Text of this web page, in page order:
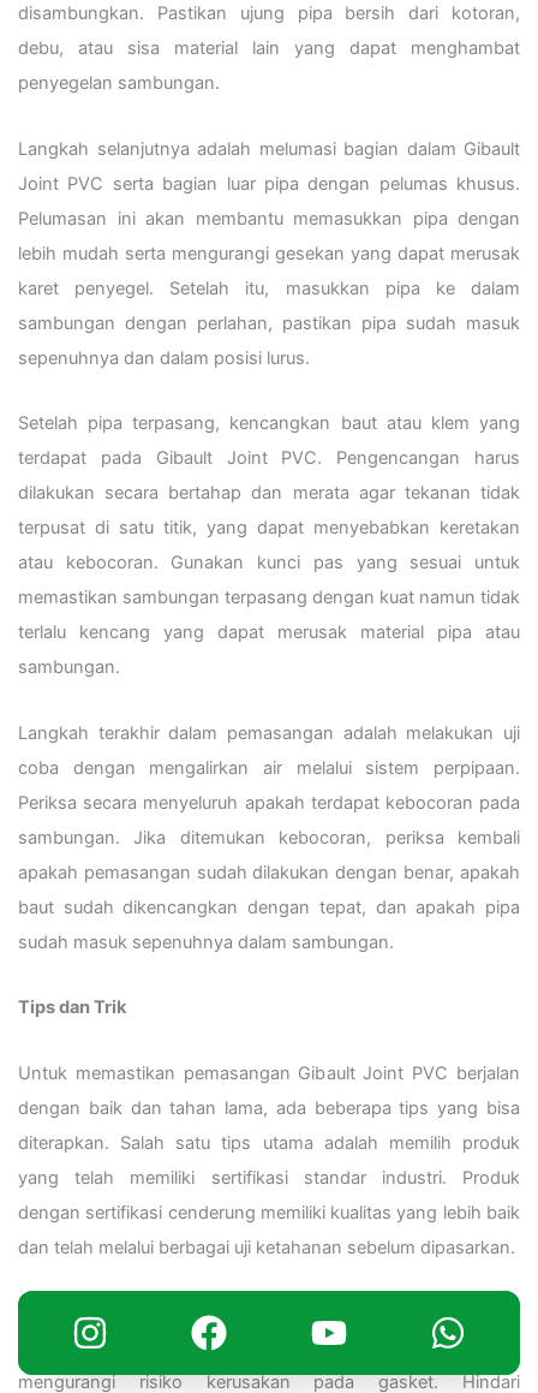
disambungkan. Pastikan ujung pipa bersih dari kotoran,
debu, atau sisa material lain yang dapat menghambat
penyegelan sambungan.
Langkah selanjutnya adalah melumasi bagian dalam Gibault
Joint PVC serta bagian luar pipa dengan pelumas khusus.
Pelumasan ini akan membantu memasukkan pipa dengan
lebih mudah serta mengurangi gesekan yang dapat merusak
karet penyegel. Setelah itu, masukkan pipa ke dalam
sambungan dengan perlahan, pastikan pipa sudah masuk
sepenuhnya dan dalam posisi lurus.
Setelah pipa terpasang, kencangkan baut atau klem yang
terdapat pada Gibault Joint PVC. Pengencangan harus
dilakukan secara bertahap dan merata agar tekanan tidak
terpusat di satu titik, yang dapat menyebabkan keretakan
atau kebocoran. Gunakan kunci pas yang sesuai untuk
memastikan sambungan terpasang dengan kuat namun tidak
terlalu kencang yang dapat merusak material pipa atau
sambungan.
Langkah terakhir dalam pemasangan adalah melakukan uji
coba dengan mengalirkan air melalui sistem perpipaan.
Periksa secara menyeluruh apakah terdapat kebocoran pada
sambungan. Jika ditemukan kebocoran, periksa kembali
apakah pemasangan sudah dilakukan dengan benar, apakah
baut sudah dikencangkan dengan tepat, dan apakah pipa
sudah masuk sepenuhnya dalam sambungan.
Tips dan Trik
Untuk memastikan pemasangan Gibault Joint PVC berjalan
dengan baik dan tahan lama, ada beberapa tips yang bisa
diterapkan. Salah satu tips utama adalah memilih produk
yang telah memiliki sertifikasi standar industri. Produk
dengan sertifikasi cenderung memiliki kualitas yang lebih baik
dan telah melalui berbagai uji ketahanan sebelum dipasarkan.
Selain itu, gunakan pelumas yang direkomendasikan oleh
produsen untuk memastikan pemasangan lebih mudah dan
mengurangi risiko kerusakan pada gasket. Hindari